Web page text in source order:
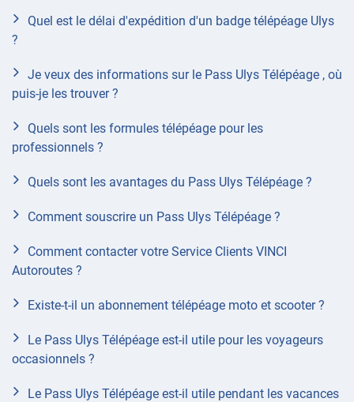
Quel est le délai d'expédition d'un badge télépéage Ulys
?
Je veux des informations sur le Pass Ulys Télépéage , où
puis-je les trouver ?
Quels sont les formules télépéage pour les
professionnels ?
Quels sont les avantages du Pass Ulys Télépéage ?
Comment souscrire un Pass Ulys Télépéage ?
Comment contacter votre Service Clients VINCI
Autoroutes ?
Existe-t-il un abonnement télépéage moto et scooter ?
Le Pass Ulys Télépéage est-il utile pour les voyageurs
occasionnels ?
Le Pass Ulys Télépéage est-il utile pendant les vacances